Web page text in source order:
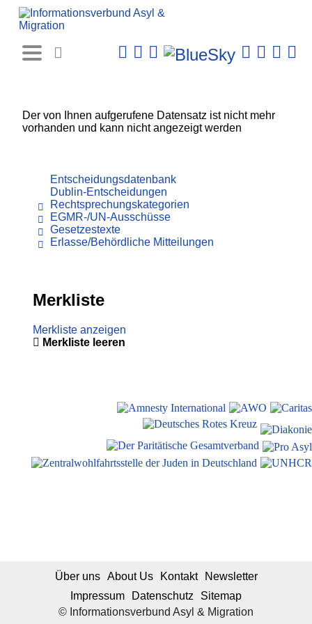
Der von Ihnen aufgerufene Datensatz ist nicht mehr
vorhanden und kann nicht angezeigt werden
Entscheidungsdatenbank
Dublin-Entscheidungen
Rechtsprechungskategorien
EGMR-/UN-Ausschüsse
Gesetzestexte
Erlasse/Behördliche Mitteilungen
Merkliste
Merkliste anzeigen
Merkliste leeren
© Informationsverbund Asyl & Migration
Über uns About Us Kontakt
Newsletter
Impressum
Datenschutz Sitemap